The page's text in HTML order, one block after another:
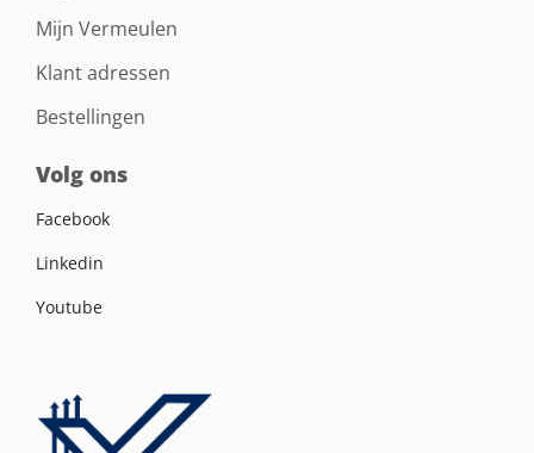
Mijn Vermeulen
Klant adressen
Bestellingen
Volg ons
Facebook
Linkedin
Youtube